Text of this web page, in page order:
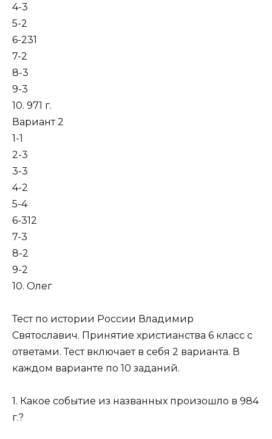
4-3
5-2
6-231
7-2
8-3
9-3
10. 971 г.
Вариант 2
1-1
2-3
3-3
4-2
5-4
6-312
7-3
8-2
9-2
10. Олег
Тест по истории России Владимир
Святославич. Принятие христианства 6 класс с
ответами. Тест включает в себя 2 варианта. В
каждом варианте по 10 заданий.
1. Какое событие из названных произошло в 984
г.?